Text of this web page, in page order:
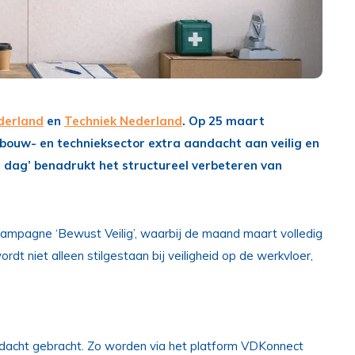
en Techniek Nederland. Op 25 maart
en technieksector extra aandacht aan veilig en
benadrukt het structureel verbeteren van
‘Bewust Veilig’, waarbij de maand maart volledig
niet alleen stilgestaan bij veiligheid op de werkvloer,
gebracht. Zo worden via het platform VDKonnect